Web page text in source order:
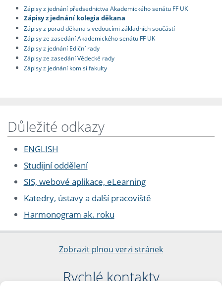
Zápisy z jednání předsednictva Akademického senátu FF UK
Zápisy z jednání kolegia děkana
Zápisy z porad děkana s vedoucími základních součástí
Zápisy ze zasedání Akademického senátu FF UK
Zápisy z jednání Ediční rady
Zápisy ze zasedání Vědecké rady
Zápisy z jednání komisí fakulty
Důležité odkazy
ENGLISH
Studijní oddělení
SIS, webové aplikace, eLearning
Katedry, ústavy a další pracoviště
Harmonogram ak. roku
Zobrazit plnou verzi stránek
Rychlé kontakty